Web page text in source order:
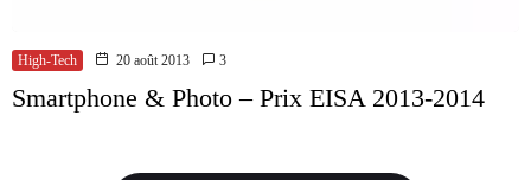
High-Tech 20 août 2013 3
Smartphone & Photo – Prix EISA 2013-2014